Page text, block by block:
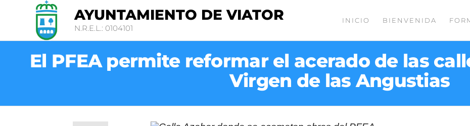
AYUNTAMIENTO DE VIATOR
N.R.E.L.: 0104101
INICIO BIENVENIDA
El PFEA permite reformar el acerado de las
Virgen de las Angustias